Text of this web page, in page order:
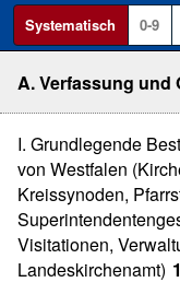
Systematisch 0-9
A. Verfassung und
I. Grundlegende
von Westfalen
Kreissynoden,
Visitationen,
Landeskirchenamt)